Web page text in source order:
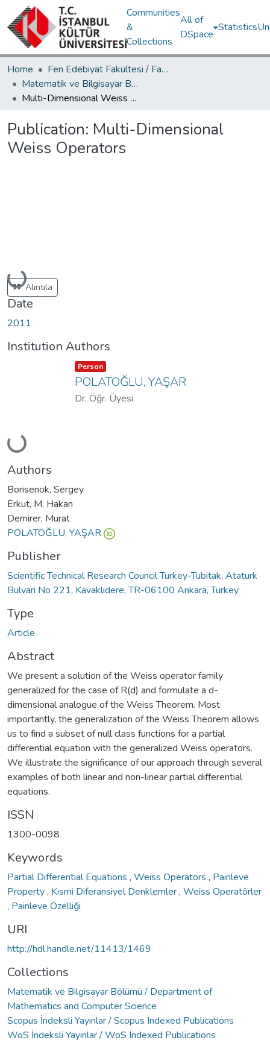
Communities
&
Collections
All of
DSpace
Statistics
Home
Fen Edebiyat Fakültesi / Faculty of Letters and Sciences
Matematik ve Bilgisayar Bölümü / Department of Mathematics and Computer Science
Multi-Dimensional Weiss Operators
Publication: Multi-Dimensional
Weiss Operators
Loading...
Alıntıla
Date
2011
Institution Authors
Loading...
Item type:
Person ,
POLATOĞLU, YAŞAR
Dr. Öğr. Üyesi
Authors
Borisenok, Sergey
Erkut, M. Hakan
Demirer, Murat
POLATOĞLU, YAŞAR
Publisher
Scientific Technical Research Council Turkey-Tubitak, Ataturk
Bulvari No 221, Kavaklidere, TR-06100 Ankara, Turkey
Type
Article
Abstract
We present a solution of the Weiss operator family
generalized for the case of R(d) and formulate a d-
dimensional analogue of the Weiss Theorem. Most
importantly, the generalization of the Weiss Theorem allows
us to find a subset of null class functions for a partial
differential equation with the generalized Weiss operators.
We illustrate the significance of our approach through several
examples of both linear and non-linear partial differential
equations.
ISSN
1300-0098
Keywords
Partial Differential Equations , Weiss Operators , Painleve
Property, Kısmi Diferansiyel Denklemler, Weiss Operatörler
, Painleve Özelliği
URI
http://hdl.handle.net/11413/1469
Collections
Matematik ve Bilgisayar Bölümü / Department of
Mathematics and Computer Science
Scopus İndeksli Yayınlar / Scopus Indexed Publications
WoS İndeksli Yayınlar / WoS Indexed Publications